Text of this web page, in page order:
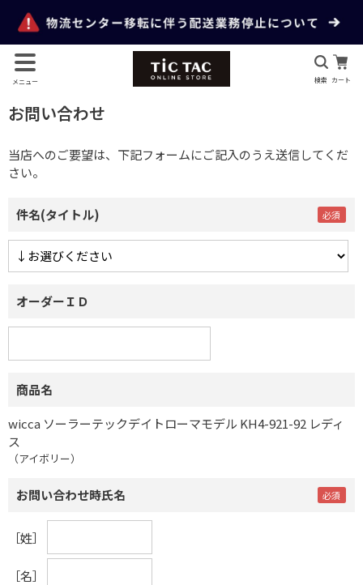
メニュー 検索 カート
お問い合わせ
当店へのご要望は、下記フォームにご記入のうえ送信してくだ
さい。
件名(タイトル)
オーダーＩＤ
商品名
wicca ソーラーテックデイトローマモデル KH4-921-92 レディ
ス
（アイボリー）
お問い合わせ時氏名
［姓］
［名］